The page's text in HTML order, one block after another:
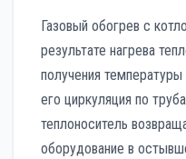
Газовый обогрев с
результате нагрева
получения температуры
его циркуляция по
теплоноситель
оборудование в